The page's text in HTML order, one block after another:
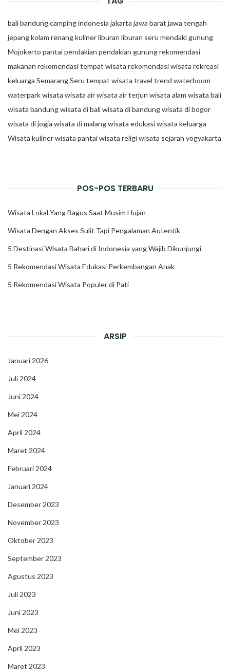
balibandungcampingindonesia jakarta jawa barat jawa tengah
jepangkolam renangkulinerliburan liburan seru mendaki gunung
Mojokerto pantaipendakian pendakian gunungrekomendasi
makanan rekomendasi tempat wisata rekomendasi wisata rekreasi
keluarga SemarangSeru tempat wisata travel trend waterboom
waterparkwisata wisata airwisata air terjun wisata alam wisata bali
wisata bandungwisata di baliwisata di bandungwisata di bogor
wisata di jogja wisata di malangwisata edukasiwisata keluarga
Wisata kulinerwisata pantaiwisata religiwisata sejarah yogyakarta
POS-POS TERBARU
Wisata Lokal Yang Bagus Saat Musim Hujan
Wisata Dengan Akses Sulit Tapi Pengalaman Autentik
5 Destinasi Wisata Bahari di Indonesia yang Wajib Dikunjungi
5 Rekomendasi Wisata Edukasi Perkembangan Anak
5 Rekomendasi Wisata Populer di Pati
ARSIP
Januari 2026
Juli 2024
Juni 2024
Mei 2024
April 2024
Maret 2024
Februari 2024
Januari 2024
Desember 2023
November 2023
Oktober 2023
September 2023
Agustus 2023
Juli 2023
Juni 2023
Mei 2023
April 2023
Maret 2023